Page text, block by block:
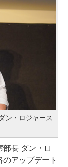
ン・ロジャース
長 ダン・ロ
アップデート